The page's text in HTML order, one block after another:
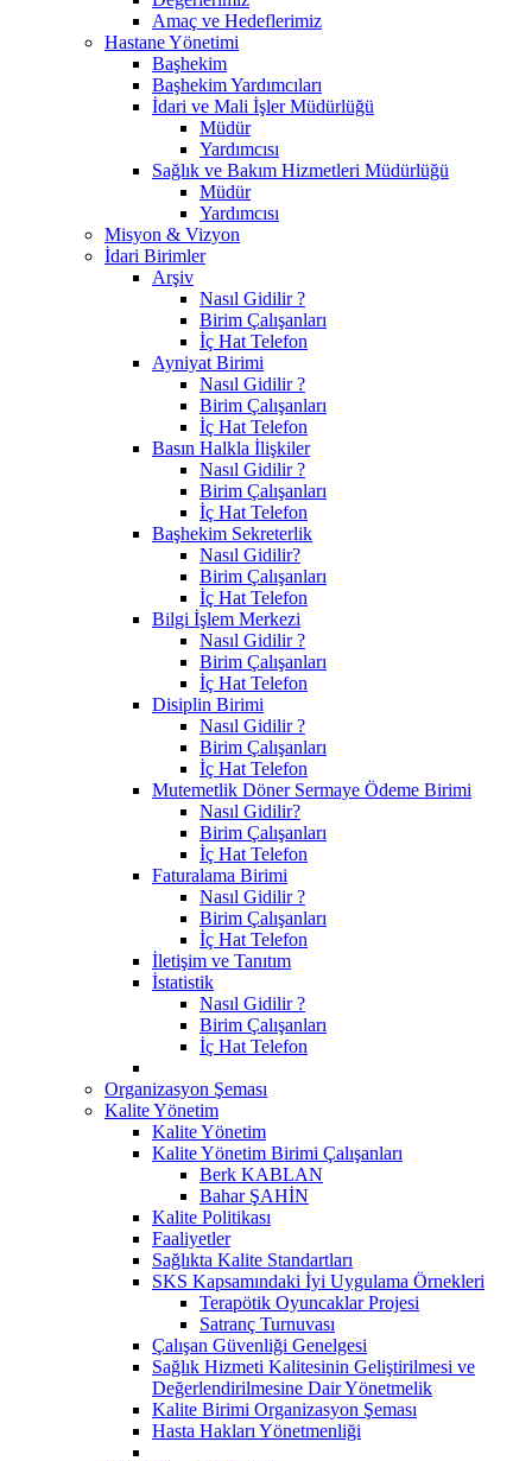
Amaç ve Hedeflerimiz
Hastane Yönetimi
Başhekim
Başhekim Yardımcıları
İdari ve Mali İşler Müdürlüğü
Müdür
Yardımcısı
Sağlık ve Bakım Hizmetleri Müdürlüğü
Müdür
Yardımcısı
Misyon & Vizyon
İdari Birimler
Arşiv
Nasıl Gidilir ?
Birim Çalışanları
İç Hat Telefon
Ayniyat Birimi
Nasıl Gidilir ?
Birim Çalışanları
İç Hat Telefon
Basın Halkla İlişkiler
Nasıl Gidilir ?
Birim Çalışanları
İç Hat Telefon
Başhekim Sekreterlik
Nasıl Gidilir?
Birim Çalışanları
İç Hat Telefon
Bilgi İşlem Merkezi
Nasıl Gidilir ?
Birim Çalışanları
İç Hat Telefon
Disiplin Birimi
Nasıl Gidilir ?
Birim Çalışanları
İç Hat Telefon
Mutemetlik Döner Sermaye Ödeme Birimi
Nasıl Gidilir?
Birim Çalışanları
İç Hat Telefon
Faturalama Birimi
Nasıl Gidilir ?
Birim Çalışanları
İç Hat Telefon
İletişim ve Tanıtım
İstatistik
Nasıl Gidilir ?
Birim Çalışanları
İç Hat Telefon
Organizasyon Şeması
Kalite Yönetim
Kalite Yönetim
Kalite Yönetim Birimi Çalışanları
Berk KABLAN
Bahar ŞAHİN
Kalite Politikası
Faaliyetler
Sağlıkta Kalite Standartları
SKS Kapsamındaki İyi Uygulama Örnekleri
Terapötik Oyuncaklar Projesi
Satranç Turnuvası
Çalışan Güvenliği Genelgesi
Sağlık Hizmeti Kalitesinin Geliştirilmesi ve
Değerlendirilmesine Dair Yönetmelik
Kalite Birimi Organizasyon Şeması
Hasta Hakları Yönetmenliği